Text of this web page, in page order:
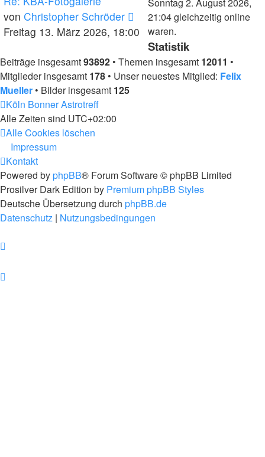
von Christopher Schröder
Neuester
Beitrag
Freitag 13. März 2026, 18:00
21:04 gleichzeitig online
waren.
Statistik
Beiträge insgesamt93892 • Themen insgesamt 12011 •
Mitglieder insgesamt 178 • Unser neuestes Mitglied: Felix
Mueller • Bilder insgesamt 125
Köln Bonner Astrotreff
Alle Zeiten sind UTC+02:00
Alle Cookies löschen
Impressum
Kontakt
Powered byphpBB® Forum Software © phpBB Limited
Prosilver Dark Edition by Premium phpBB Styles
Deutsche Übersetzung durch phpBB.de
Datenschutz | Nutzungsbedingungen